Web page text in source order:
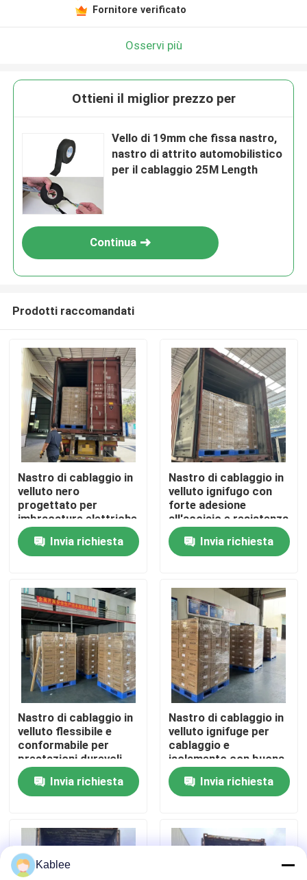
Casa
Prodotti
Mostra VR
Chi siamo
Fatory Tour
Controllo di qualità
Contattaci
Richiedere un preventivo
Nastro per cablaggio automobilistico
Fornitore verificato
Osservi più
Ottieni il miglior prezzo per
Vello di 19mm che fissa nastro,
nastro di attrito automobilistico
per il cablaggio 25M Length
Continua
Prodotti raccomandati
Nastro di cablaggio in
velluto nero
progettato per
imbracature elettriche
offrendo
ammortizzazione delle
vibrazioni e flessibilità
forme del filo
Invia richiesta
Nastro di cablaggio in
velluto ignifugo con
forte adesione
all'acciaio e resistenza
agli abrasivi chimici
per imbracature
elettriche
Invia richiesta
Nastro di cablaggio in
velluto flessibile e
conformabile per
prestazioni durevoli
nell'industria
automobilistica e
elettrica
Invia richiesta
Nastro di cablaggio in
velluto ignifuge per
cablaggio e
isolamento con buona
resistenza
all'abrasione e ai
prodotti chimici
Invia richiesta
Kablee